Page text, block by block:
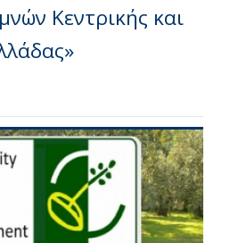
Κεντρικής και